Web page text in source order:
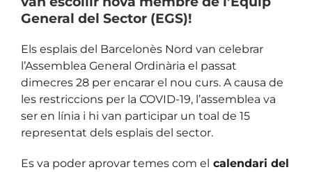
General del Sector (EGS)!
Els esplais del Barcelonès Nord van celebrar
l’Assemblea General Ordinària el passat
dimecres 28 per encarar el nou curs. A causa de
les restriccions per la COVID-19, l’assemblea va
ser en línia i hi van participar un toal de 15
representat dels esplais del sector.
Es va poder aprovar temes com el calendari del